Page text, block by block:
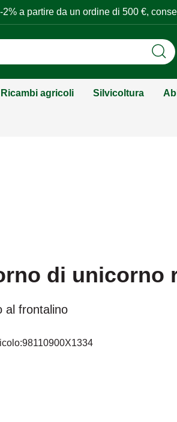
2% a partire da un ordine di 500 €,
Ricambi agricoli Silvicoltura
di unicorno
al frontalino
98110900X1334